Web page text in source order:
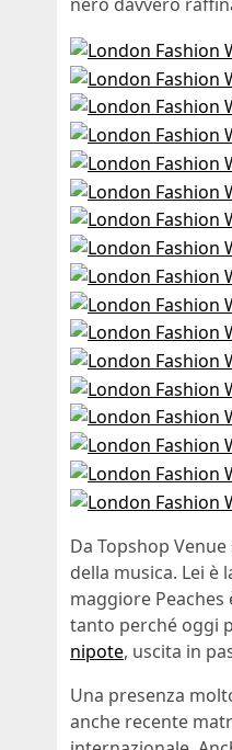
Da Topshop
della musica. Lei è
maggiore Peaches
tanto perché oggi
nipote, uscita in
Una presenza
anche recente